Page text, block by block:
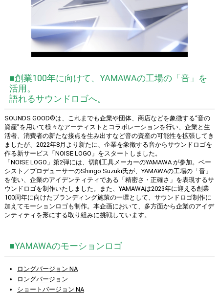
■創業100年に向けて、YAMAWAの工場の「音」を
活用。
語れるサウンドロゴへ。
SOUNDS GOOD®︎は、これまでも企業や団体、商店などを象徴する“音の
資産”を用いて様々なアーティストとコラボレーションを行い、企業と生
活者、消費者の新たな接点を生み出すなど音の資産の可能性を拡張してき
ましたが、2022年8月より新たに、企業を象徴する音からサウンドロゴを
作る新サービス「NOISE LOGO」をスタートしました。
「NOISE LOGO」第2弾には、切削工具メーカーのYAMAWA が参加。ベー
シスト／プロデューサーのShingo Suzuki氏が、YAMAWAの工場の「音」
を使い、企業のアイデンティティである「精密さ・正確さ」を表現するサ
ウンドロゴを制作いたしました。また、YAMAWAは2023年に迎える創業
100周年に向けたブランディング施策の一環として、サウンドロゴ制作に
加えてモーションロゴも制作。本企画において、多方面から企業のアイデ
ンティティを形にする取り組みに挑戦しています。
■YAMAWAのモーションロゴ
ロングバージョン NA
ロングバージョン
ショートバージョン NA